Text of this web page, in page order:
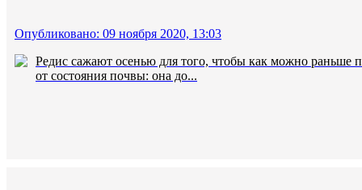
Опубликовано: 09 ноября 2020, 13:03
Редис сажают осенью для того, чтобы как можно раньше
от состояния почвы: она до...